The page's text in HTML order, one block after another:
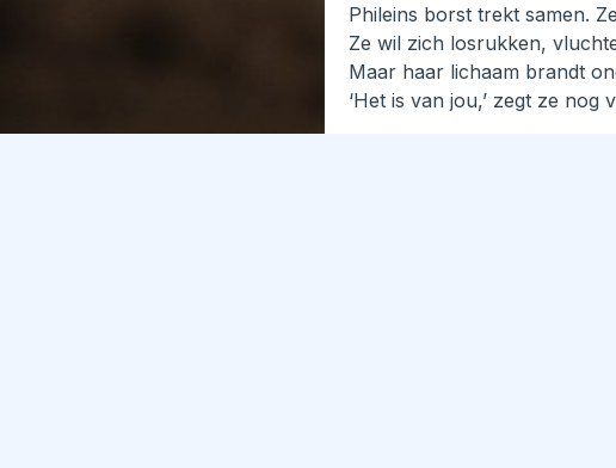
Phileins borst trekt samen.
Ze wil zich losrukken,
Maar haar lichaam brandt
‘Het is van jou,’ zegt ze